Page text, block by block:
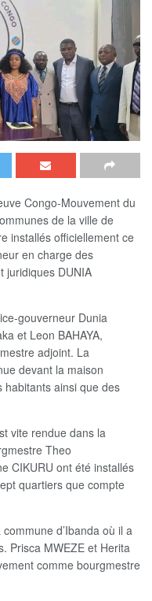
Congo-Mouvement du
de la ville de
installés officiellement ce
en charge des
juridiques DUNIA
gouverneur Dunia
et Leon BAHAYA,
adjoint. La
devant la maison
habitants ainsi que des
vite rendue dans la
Theo
CIKURU ont été installés
quartiers que compte
d’Ibanda où il a
Prisca MWEZE et Herita
comme bourgmestre